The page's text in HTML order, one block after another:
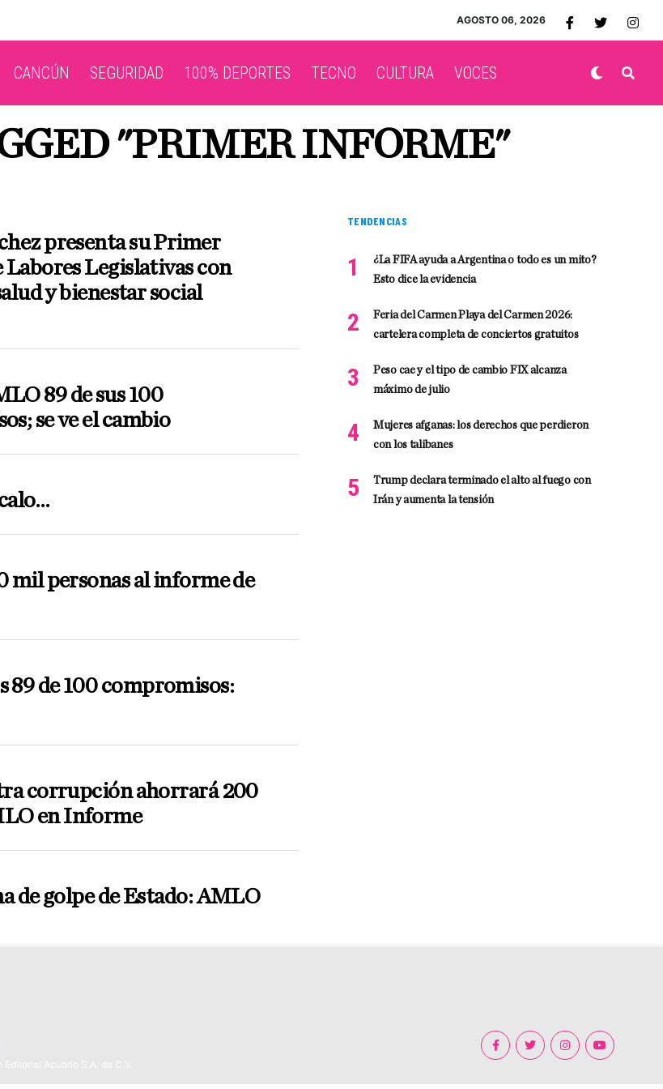
AGOSTO 06, 2026
CANCÚN SEGURIDAD 100% DEPORTES TECNO CULTURA VOCES
"PRIMER INFORME"
presenta su Primer
Legislativas con
y bienestar social
89 de sus 100
se ve el cambio
mil personas al informe de
89 de 100 compromisos:
corrupción ahorrará 200
en Informe
de golpe de Estado: AMLO
TENDENCIAS
¿La FIFA ayuda a Argentina o todo es un mito?
Esto dice la evidencia
Feria del Carmen Playa del Carmen 2026:
cartelera completa de conciertos gratuitos
Peso cae y el tipo de cambio FIX alcanza
máximo de julio
Mujeres afganas: los derechos que perdieron
con los talibanes
Trump declara terminado el alto al fuego con
Irán y aumenta la tensión